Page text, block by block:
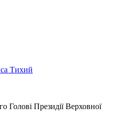
Тихий
Голові Президії Верховної